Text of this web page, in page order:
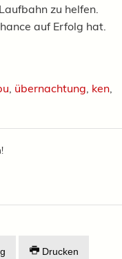
zu helfen.
auf Erfolg hat.
, übernachtung, ken,
Drucken